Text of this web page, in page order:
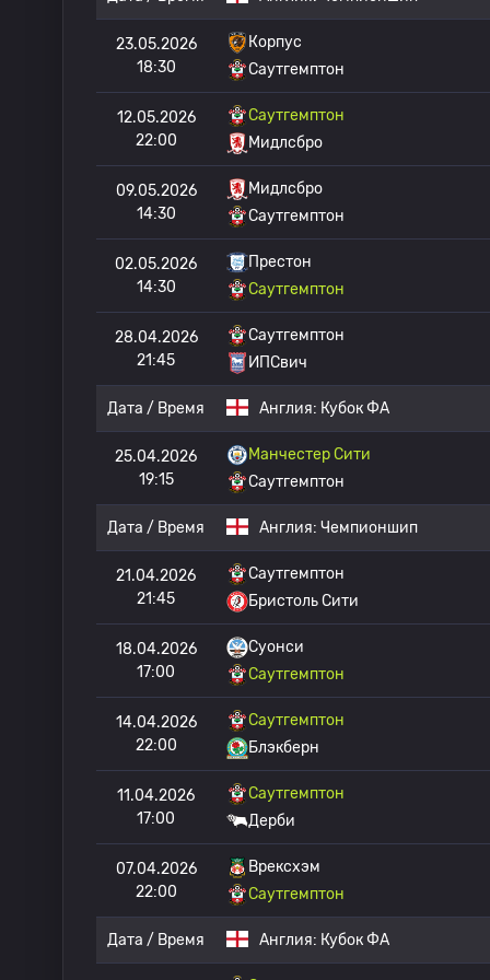
23.05.2026
18:30
Корпус
Саутгемптон
12.05.2026
22:00
Саутгемптон
Мидлсбро
09.05.2026
14:30
Мидлсбро
Саутгемптон
02.05.2026
14:30
Престон
Саутгемптон
28.04.2026
21:45
Саутгемптон
ИПСвич
Дата / Время Англия: Кубок ФА
25.04.2026
19:15
Манчестер Сити
Саутгемптон
Дата / Время Англия: Чемпионшип
21.04.2026
21:45
Саутгемптон
Бристоль Сити
18.04.2026
17:00
Суонси
Саутгемптон
14.04.2026
22:00
Саутгемптон
Блэкберн
11.04.2026
17:00
Саутгемптон
Дерби
07.04.2026
22:00
Врексхэм
Саутгемптон
Дата / Время Англия: Кубок ФА